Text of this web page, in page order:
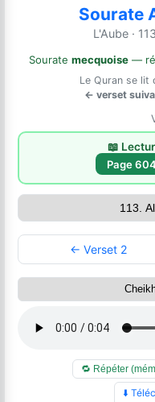
L'Aube ·
Sourate mecquoise —
Le Quran se lit
← verset
📖
Page
← Verset 2
🔁 Répéter
⬇️